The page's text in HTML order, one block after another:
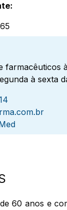
:
farmacêuticos
à sexta
60 anos e